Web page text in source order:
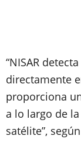
“NISAR
directamente
proporciona
a lo largo de
satélite”,